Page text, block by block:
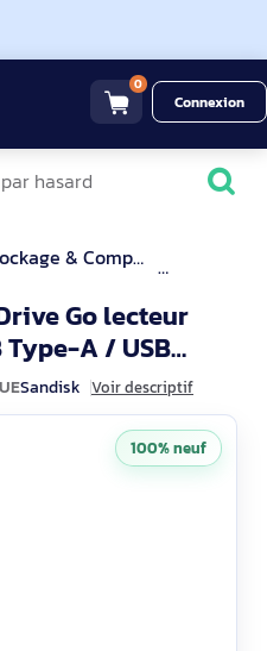
0
Connexion
& Composant
Go lecteur
Type-A / USB
1) NoSDDDC3-
Sandisk Voir descriptif
100% neuf